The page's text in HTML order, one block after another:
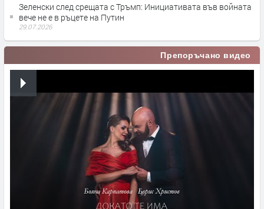
Зеленски след срещата с Тръмп: Инициативата във войната
вече не е в ръцете на Путин
29.07.2026
Препоръчано видео